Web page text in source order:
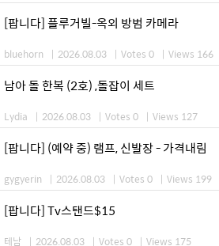
[팝니다] 플루거빌-옥외 방범 카메라
bluehorn | 2026.08.03 | Votes 0 | Views 166
남아 돌 한복 (2호) ,돌잡이 세트
Lydia | 2026.08.03 | Votes 0 | Views 127
[팝니다] (예약 중) 램프, 신발장 - 가격내림
gygyerin | 2026.08.03 | Votes 0 | Views 199
[팝니다] Tv스탠드$15
테남 | 2026.08.03 | Votes 0 | Views 175